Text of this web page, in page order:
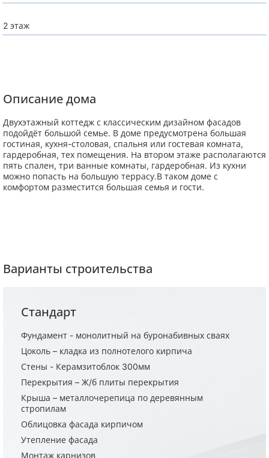
2 этаж
Описание дома
Двухэтажный коттедж с классическим дизайном фасадов
подойдёт большой семье. В доме предусмотрена большая
гостиная, кухня-столовая, спальня или гостевая комната,
гардеробная, тех помещения. На втором этаже располагаются
пять спален, три ванные комнаты, гардеробная. Из кухни
можно попасть на большую террасу.В таком доме с
комфортом разместится большая семья и гости.
Варианты строительства
Стандарт
Фундамент - монолитный на буронабивных сваях
Цоколь – кладка из полнотелого кирпича
Стены - Керамзитоблок 300мм
Перекрытия – Ж/б плиты перекрытия
Крыша – металлочерепица по деревянным
стропилам
Облицовка фасада кирпичом
Утепление фасада
Монтаж карнизов